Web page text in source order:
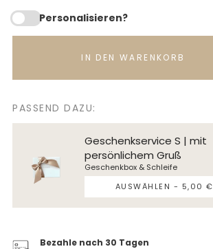
Personalisieren?
IN DEN WARENKORB
PASSEND DAZU:
Geschenkservice S | mit
persönlichem Gruß
Geschenkbox & Schleife
AUSWÄHLEN - 5,00 €
Bezahle nach 30 Tagen